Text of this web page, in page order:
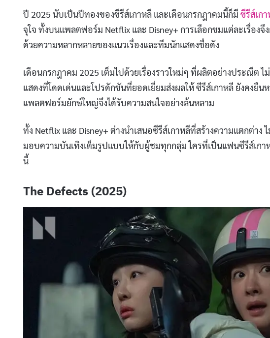
ปี 2025 นับเป็นปีทองของซีรีส์เกาหลี และเดือนกรกฎาคมนี้ก็มี ซีรีส์เก
จุใจ ทั้งบนแพลตฟอร์ม Netflix และ Disney+ การเลือกชมแต่ละเรื่อง
ด้วยความหลากหลายของแนวเรื่องและทีมนักแสดงชื่อดัง
เดือนกรกฎาคม 2025 เต็มไปด้วยเรื่องราวใหม่ๆ ที่ผลิตอย่างประณีต
แสดงที่โดดเด่นและโปรดักชันที่ยอดเยี่ยมส่งผลให้ ซีรีส์เกาหลี ยังคงยื
แพลตฟอร์มยักษ์ใหญ่จึงได้รับความสนใจอย่างล้นหลาม
ทั้ง Netflix และ Disney+ ต่างนำเสนอซีรีส์เกาหลีที่สร้างความแตกต่า
มอบความบันเทิงเต็มรูปแบบให้กับผู้ชมทุกกลุ่ม ใครที่เป็นแฟนซีรีส์เก
นี้
The Defects (2025)